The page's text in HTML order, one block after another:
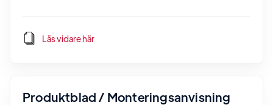
Läs vidare här
Produktblad / Monteringsanvisning